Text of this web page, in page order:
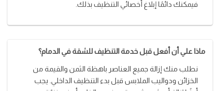
فيمكنك دائمًا إبلاغ أخصائي التنظيف بذلك.
ماذا علي أن أفعل قبل خدمة التنظيف للشقة في الدمام؟
نطلب منك إزالة جميع العناصر باهظة الثمن والقيمة من
الخزائن ودواليب الملابس قبل بدء التنظيف الداخلي. يجب